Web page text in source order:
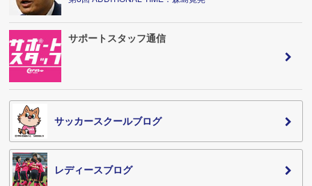
サポートスタッフ通信
サッカースクールブログ
レディースブログ